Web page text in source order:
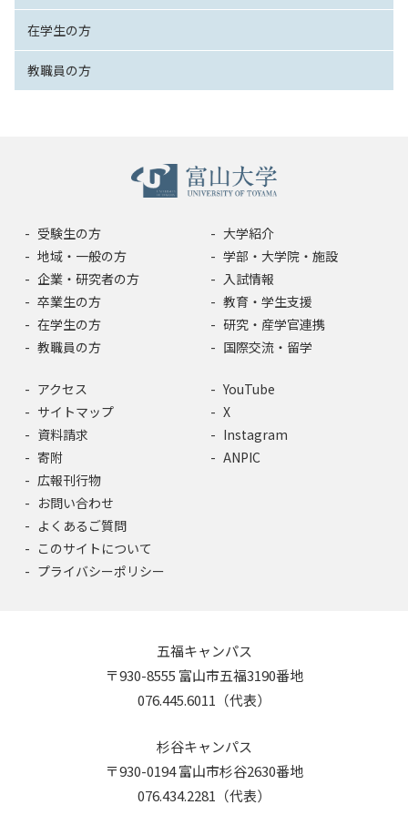
在学生の方
教職員の方
受験生の方
地域・一般の方
企業・研究者の方
卒業生の方
在学生の方
教職員の方
大学紹介
学部・大学院・施設
入試情報
教育・学生支援
研究・産学官連携
国際交流・留学
アクセス
サイトマップ
資料請求
寄附
広報刊行物
お問い合わせ
よくあるご質問
このサイトについて
プライバシーポリシー
YouTube
X
Instagram
ANPIC
五福キャンパス
〒930-8555 富山市五福3190番地
076.445.6011（代表）
杉谷キャンパス
〒930-0194 富山市杉谷2630番地
076.434.2281（代表）